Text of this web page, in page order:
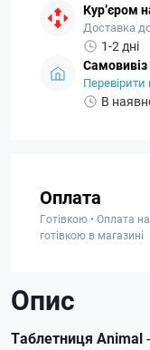
Кур’єром
Доставка
1-2 дні
Самовивіз
Перевірити
В
Оплата
Готівкою • Оплата
готівкою в магазині
Опис
Таблетниця Animal